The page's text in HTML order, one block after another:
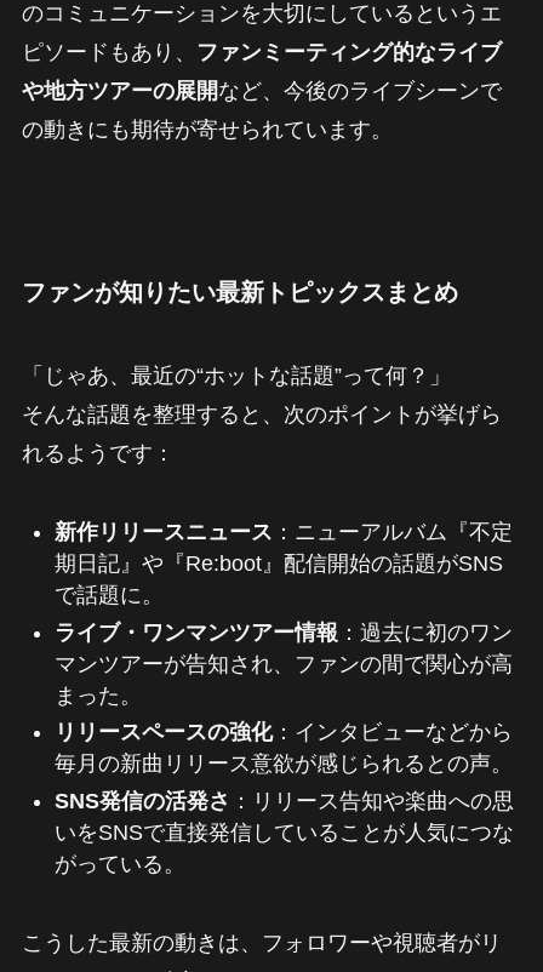
のコミュニケーションを大切にしているというエ
ピソードもあり、
ファンミーティング的なライブ
や地方ツアーの展開など、今後のライブシーンで
の動きにも期待が寄せられています。
ファンが知りたい最新トピックスまとめ
「じゃあ、最近の“ホットな話題”って何？」
そんな話題を整理すると、次のポイントが挙げら
れるようです：
新作リリースニュース ：ニューアルバム『不定
期日記』や『Re:boot』配信開始の話題がSNS
で話題に。
ライブ・ワンマンツアー情報 ：過去に初のワン
マンツアーが告知され、ファンの間で関心が高
まった。
リリースペースの強化：インタビューなどから
毎月の新曲リリース意欲が感じられるとの声。
SNS発信の活発さ ：リリース告知や楽曲への思
いをSNSで直接発信していることが人気につな
がっている。
こうした最新の動きは、フォロワーや視聴者がリ